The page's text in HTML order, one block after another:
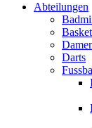
Abteilungen
Darts